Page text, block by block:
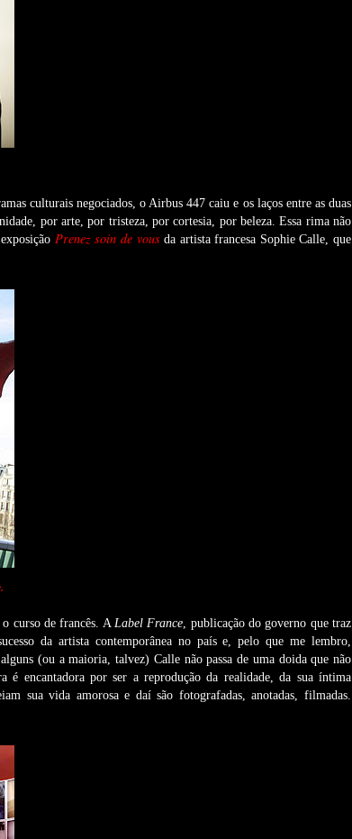
culturais negociados, o Airbus 447 caiu e os laços entre as duas
por arte, por tristeza, por cortesia, por beleza. Essa rima não
Prenez soin de vous da artista francesa Sophie Calle, que
curso de francês. A Label France , publicação do governo que traz
da artista contemporânea no país e, pelo que me lembro,
(ou a maioria, talvez) Calle não passa de uma doida que não
encantadora por ser a reprodução da realidade, da sua íntima
sua vida amorosa e daí são fotografadas, anotadas, filmadas.